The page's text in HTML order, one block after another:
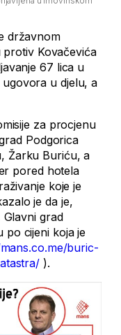
državnom
Kovačevića
67 lica u
u djelu, a
za procjenu
Podgorica
Žarku Buriću, a
pored hotela
koje je
je da je,
grad
po cijeni koja je
buric-
).